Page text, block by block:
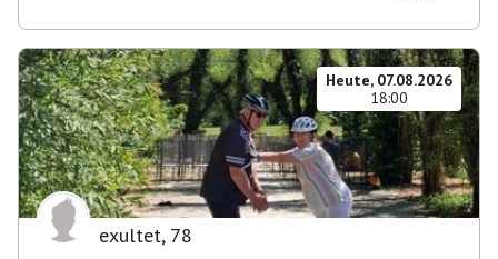
Heute, 07.08.2026
18:00
exultet, 78